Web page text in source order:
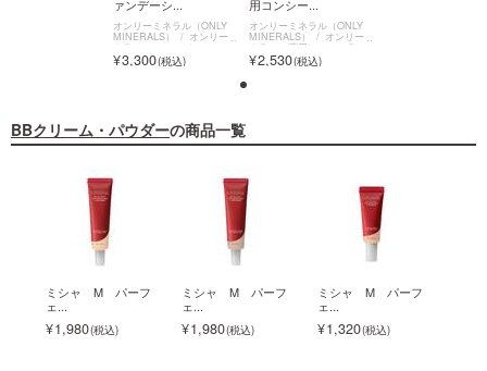
ァンデーシ...
オンリーミネラル（ONLY
MINERALS） オンリーミ
ネラル ファンデーション
スターターキット
3,300
用コンシー...
オンリーミネラル（ONLY
MINERALS） オンリーミ
ネラル 薬用コンシーラ
ー アクネプロテクター
2,530
BBクリーム・パウダーの商品一覧
ミシャ M パーフ
ェ...
1,980
ミシャ M パーフ
ェ...
1,980
ミシャ M パーフ
ェ...
1,320